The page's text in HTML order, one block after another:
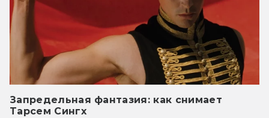
Запредельная фантазия: как снимает
Тарсем Сингх